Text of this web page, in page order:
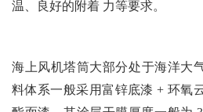
温、良好的附着 力等要求。
海上风机塔筒大部分处于海洋大
料体系一般采用富锌底漆 + 环氧